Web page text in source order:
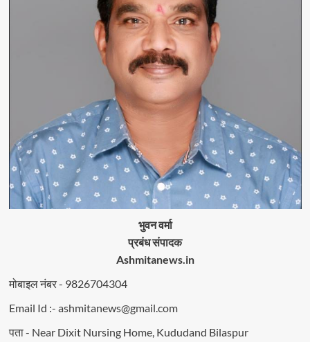
भुवन वर्मा
प्रबंध संपादक
Ashmitanews.in
मोबाइल नंबर - 9826704304
Email Id :- ashmitanews@gmail.com
पता - Near Dixit Nursing Home, Kududand Bilaspur